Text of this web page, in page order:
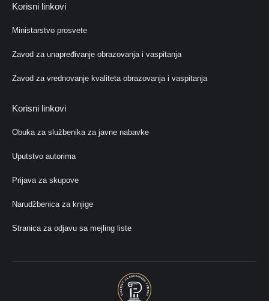
Korisni linkovi
Ministarstvo prosvete
Zavod za unapređivanje obrazovanja i vaspitanja
Zavod za vrednovanje kvaliteta obrazovanja i vaspitanja
Korisni linkovi
Obuka za službenika za javne nabavke
Uputstvo autorima
Prijava za skupove
Narudžbenica za knjige
Stranica za odjavu sa mejling liste